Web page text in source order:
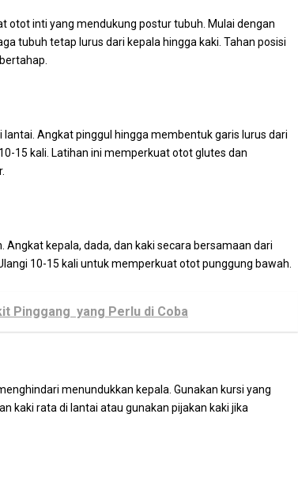
otot inti yang mendukung postur tubuh. Mulai dengan
tubuh tetap lurus dari kepala hingga kaki. Tahan posisi
Angkat pinggul hingga membentuk garis lurus dari
15 kali. Latihan ini memperkuat otot glutes dan
kepala, dada, dan kaki secara bersamaan dari
10-15 kali untuk memperkuat otot punggung bawah.
Pinggang yang Perlu di Coba
menundukkan kepala. Gunakan kursi yang
kaki rata di lantai atau gunakan pijakan kaki jika